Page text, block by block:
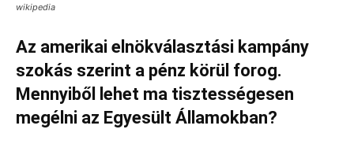
wikipedia
Az amerikai elnökválasztási kampány
szokás szerint a pénz körül forog.
Mennyiből lehet ma tisztességesen
megélni az Egyesült Államokban?